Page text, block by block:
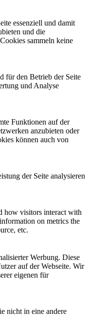
essenziell und damit
und die
sammeln keine
für den Betrieb der Seite
und Analyse
Funktionen auf der
anzubieten oder
können auch von
der Seite analysieren
how visitors interact with
on metrics the
etc.
Werbung. Diese
auf der Webseite. Wir
eigenen für
nicht in eine andere